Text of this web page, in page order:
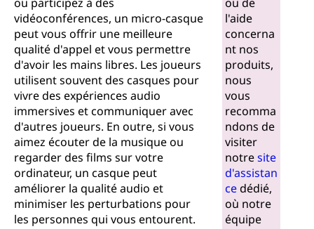
vidéoconférences, un micro-casque
peut vous offrir une meilleure
qualité d'appel et vous permettre
d'avoir les mains libres. Les joueurs
utilisent souvent des casques pour
vivre des expériences audio
immersives et communiquer avec
d'autres joueurs. En outre, si vous
aimez écouter de la musique ou
regarder des films sur votre
ordinateur, un casque peut
améliorer la qualité audio et
minimiser les perturbations pour
les personnes qui vous entourent.
ou de
l'aide
concerna
nt nos
produits,
nous
vous
recomma
ndons de
visiter
notresite
d'assistan
cedédié,
où notre
équipe